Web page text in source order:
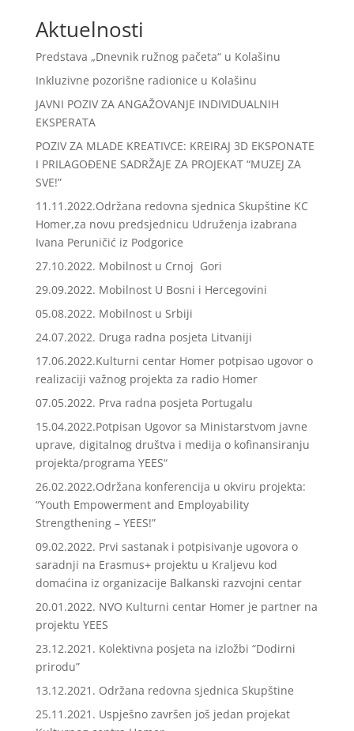
Aktuelnosti
Predstava „Dnevnik ružnog pačeta“ u Kolašinu
Inkluzivne pozorišne radionice u Kolašinu
JAVNI POZIV ZA ANGAŽOVANJE INDIVIDUALNIH
EKSPERATA
POZIV ZA MLADE KREATIVCE: KREIRAJ 3D EKSPONATE
I PRILAGOĐENE SADRŽAJE ZA PROJEKAT “MUZEJ ZA
SVE!”
11.11.2022.Održana redovna sjednica Skupštine KC
Homer,za novu predsjednicu Udruženja izabrana
Ivana Peruničić iz Podgorice
27.10.2022. Mobilnost u Crnoj Gori
29.09.2022. Mobilnost U Bosni i Hercegovini
05.08.2022. Mobilnost u Srbiji
24.07.2022. Druga radna posjeta Litvaniji
17.06.2022.Kulturni centar Homer potpisao ugovor o
realizaciji važnog projekta za radio Homer
07.05.2022. Prva radna posjeta Portugalu
15.04.2022.Potpisan Ugovor sa Ministarstvom javne
uprave, digitalnog društva i medija o kofinansiranju
projekta/programa YEES“
26.02.2022.Održana konferencija u okviru projekta:
“Youth Empowerment and Employability
Strengthening – YEES!”
09.02.2022. Prvi sastanak i potpisivanje ugovora o
saradnji na Erasmus+ projektu u Kraljevu kod
domaćina iz organizacije Balkanski razvojni centar
20.01.2022. NVO Kulturni centar Homer je partner na
projektu YEES
23.12.2021. Kolektivna posjeta na izložbi “Dodirni
prirodu”
13.12.2021. Održana redovna sjednica Skupštine
25.11.2021. Uspješno završen još jedan projekat